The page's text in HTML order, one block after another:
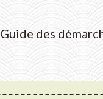
Guide des